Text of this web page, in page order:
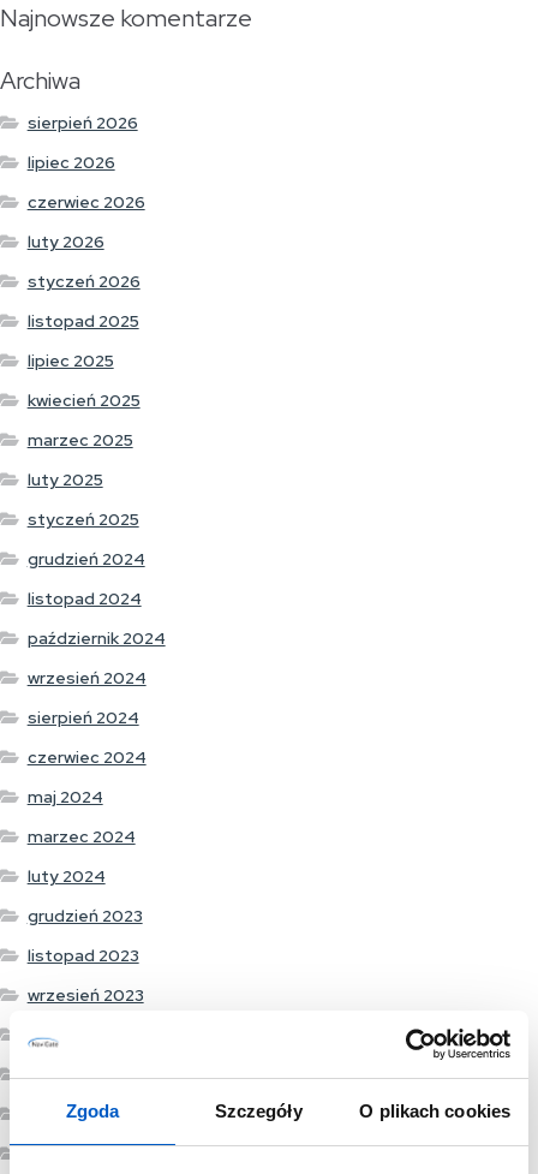
Zgoda Szczegóły O plikach cookies
Najnowsze komentarze
Archiwa
sierpień 2026
lipiec 2026
czerwiec 2026
luty 2026
styczeń 2026
listopad 2025
lipiec 2025
kwiecień 2025
marzec 2025
luty 2025
styczeń 2025
grudzień 2024
listopad 2024
październik 2024
wrzesień 2024
sierpień 2024
czerwiec 2024
maj 2024
marzec 2024
luty 2024
grudzień 2023
listopad 2023
wrzesień 2023
sierpień 2023
lipiec 2023
czerwiec 2023
maj 2023